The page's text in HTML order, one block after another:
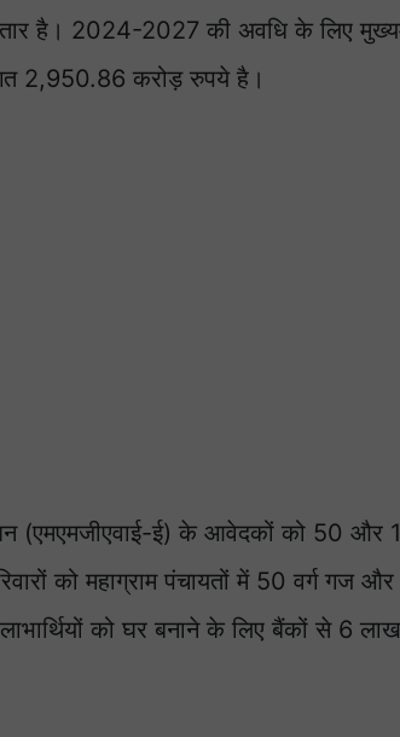
है। 2024-2027 की अवधि के लिए
2,950.86 करोड़ रुपये है।
(एमएमजीएवाई-ई) के आवेदकों को 50 और
को महाग्राम पंचायतों में 50 वर्ग गज
को घर बनाने के लिए बैंकों से 6